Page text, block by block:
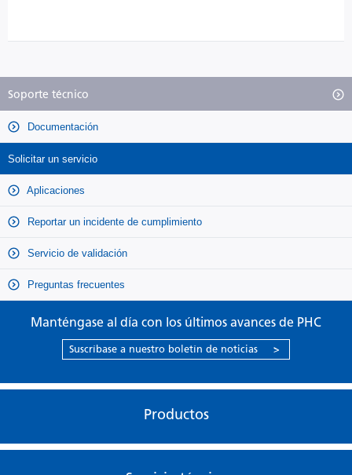
Soporte técnico
Documentación
Solicitar un servicio
Aplicaciones
Reportar un incidente de cumplimiento
Servicio de validación
Preguntas frecuentes
Manténgase al día con los últimos avances de PHC
Suscríbase a nuestro boletín de noticias >
Productos